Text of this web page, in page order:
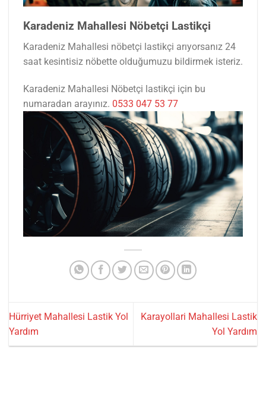
Karadeniz Mahallesi Nöbetçi Lastikçi
Karadeniz Mahallesi nöbetçi lastikçi arıyorsanız 24
saat kesintisiz nöbette olduğumuzu bildirmek isteriz.
Karadeniz Mahallesi Nöbetçi lastikçi için bu
numaradan arayınız. 0533 047 53 77
Hürriyet Mahallesi Lastik Yol
Yardım
Karayollari Mahallesi Lastik
Yol Yardım